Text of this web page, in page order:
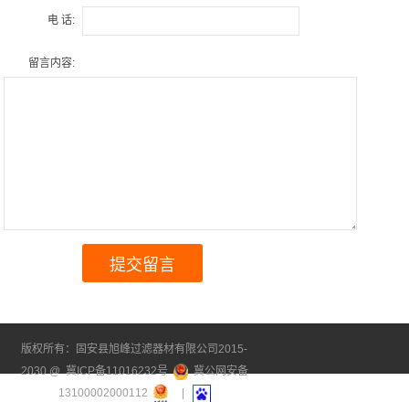
电 话:
留言内容:
版权所有：固安县旭峰过滤器材有限公司2015-
2030 @冀ICP备11016232号
冀公网安备
13100002000112